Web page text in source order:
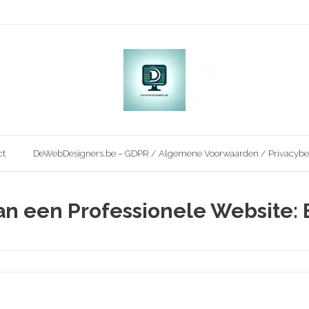
DeWebDesigners.be – GDPR / Algemene Voorwaarden /
een Professionele Website: